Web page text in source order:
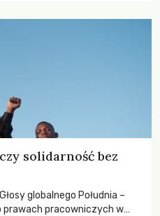
solidarność bez
globalnego Południa –
prawach pracowniczych w